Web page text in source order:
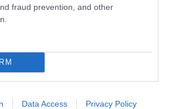
fraud prevention, and other
Data Access Privacy Policy
να γίνει εύκολη και
ΚΥΒΕΡΝΟΑΣΦΑΛΕΙΑ